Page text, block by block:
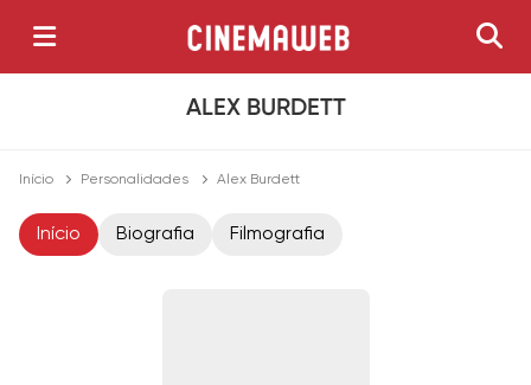
ALEX BURDETT
Início Personalidades Alex Burdett
Início Biografia Filmografia